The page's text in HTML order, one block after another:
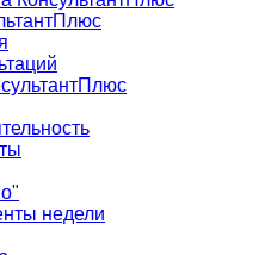
недели